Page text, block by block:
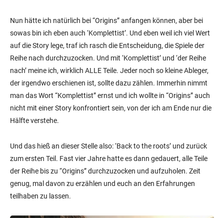
Nun hätte ich natürlich bei “Origins” anfangen können, aber bei
sowas bin ich eben auch ‘Komplettist’. Und eben weil ich viel Wert
auf die Story lege, traf ich rasch die Entscheidung, die Spiele der
Reihe nach durchzuzocken. Und mit ‘Komplettist’ und ‘der Reihe
nach’ meine ich, wirklich ALLE Teile. Jeder noch so kleine Ableger,
der irgendwo erschienen ist, sollte dazu zählen. Immerhin nimmt
man das Wort “Komplettist” ernst und ich wollte in “Origins” auch
nicht mit einer Story konfrontiert sein, von der ich am Ende nur die
Hälfte verstehe.
Und das hieß an dieser Stelle also: ‘Back to the roots’ und zurück
zum ersten Teil. Fast vier Jahre hatte es dann gedauert, alle Teile
der Reihe bis zu “Origins” durchzuzocken und aufzuholen. Zeit
genug, mal davon zu erzählen und euch an den Erfahrungen
teilhaben zu lassen.